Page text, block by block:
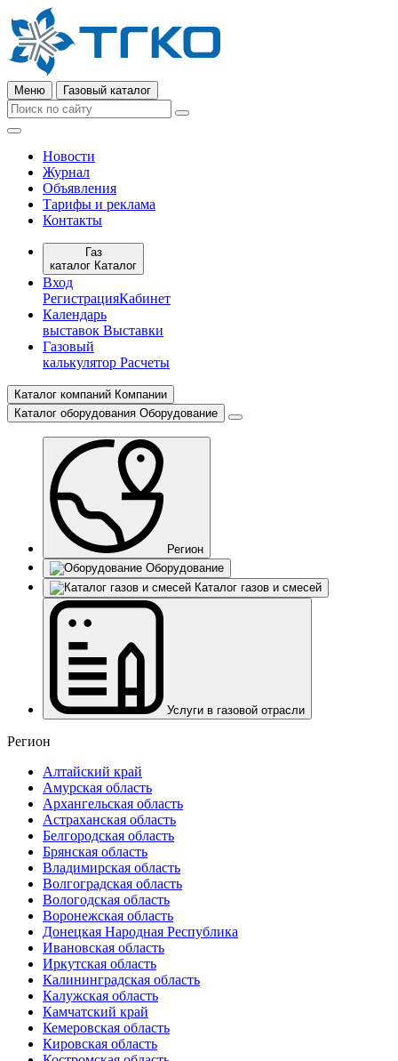
Меню Газовый каталог
Новости
Журнал
Объявления
Тарифы и реклама
Контакты
Газ
каталог Каталог
Вход
РегистрацияКабинет
Календарь
выставок Выставки
Газовый
калькулятор Расчеты
Каталог компаний Компании
Каталог оборудования Оборудование
Регион
Оборудование
Каталог газов и смесей
Услуги в газовой отрасли
Регион
Алтайский край
Амурская область
Архангельская область
Астраханская область
Белгородская область
Брянская область
Владимирская область
Волгоградская область
Вологодская область
Воронежская область
Донецкая Народная Республика
Ивановская область
Иркутская область
Калининградская область
Калужская область
Камчатский край
Кемеровская область
Кировская область